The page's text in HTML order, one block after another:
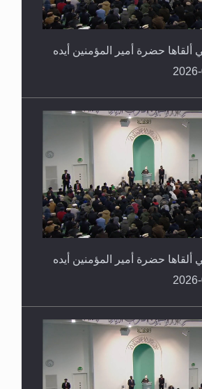
ألقاها حضرة أمير المؤمنين أيده
ألقاها حضرة أمير المؤمنين أيده